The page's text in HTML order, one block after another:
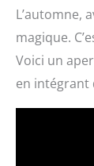
L’automne,
magique.
Voici un
en intégrant